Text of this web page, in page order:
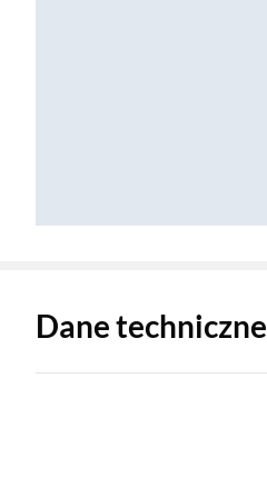
Dane techniczne